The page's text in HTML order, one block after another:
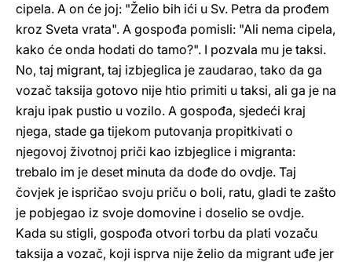
cipela. A on će joj: "Želio bih ići u Sv. Petra da prođem
kroz Sveta vrata". A gospođa pomisli: "Ali nema cipela,
kako će onda hodati do tamo?". I pozvala mu je taksi.
No, taj migrant, taj izbjeglica je zaudarao, tako da ga
vozač taksija gotovo nije htio primiti u taksi, ali ga je na
kraju ipak pustio u vozilo. A gospođa, sjedeći kraj
njega, stade ga tijekom putovanja propitkivati o
njegovoj životnoj priči kao izbjeglice i migranta:
trebalo im je deset minuta da dođe do ovdje. Taj
čovjek je ispričao svoju priču o boli, ratu, gladi te zašto
je pobjegao iz svoje domovine i doselio se ovdje.
Kada su stigli, gospođa otvori torbu da plati vozaču
taksija a vozač, koji isprva nije želio da migrant uđe jer